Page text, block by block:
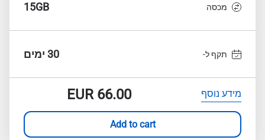
מכסה 15GB
תקף ל- 30 ימים
מידע נוסף EUR66.00
Add to cart